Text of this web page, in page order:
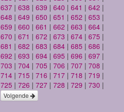
637 | 638 | 639 | 640 | 641 | 642 |
648 | 649 | 650 | 651 | 652 | 653 |
659 | 660 | 661 | 662 | 663 | 664 |
670 | 671 | 672 | 673 | 674 | 675 |
681 | 682 | 683 | 684 | 685 | 686 |
692 | 693 | 694 | 695 | 696 | 697 |
703 | 704 | 705 | 706 | 707 | 708 |
714 | 715 | 716 | 717 | 718 | 719 |
725 | 726 | 727 | 728 | 729 | 730 |
Volgende